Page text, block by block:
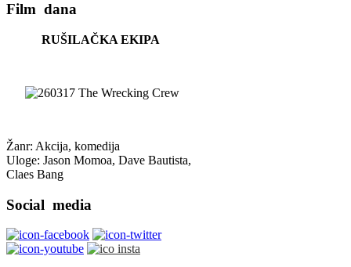
Film dana
RUŠILAČKA EKIPA
Žanr: Akcija, komedija
Uloge: Jason Momoa, Dave Bautista,
Claes Bang
Social media